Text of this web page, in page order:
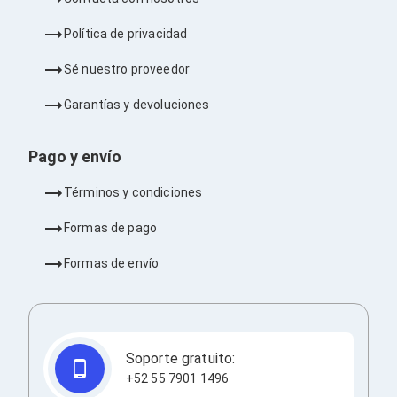
Unidades de Disco
Quemadores de DVD
Desktop y Portátiles
Accesorios para Laptops
Cargadores
Docking Stations
Candados para Laptops
Filtros de privacidad
Bases para Laptops
Mochilas para Laptops
Soportes para Celulares y Tablets
Fundas y Skins
Webcams y Audio
Webcams
Accesorios para PC's
Bases para PC's
Política de privacidad
Sé nuestro proveedor
Garantías y devoluciones
Pago y envío
Términos y condiciones
Formas de pago
Formas de envío
Soporte gratuito:
+52 55 7901 1496